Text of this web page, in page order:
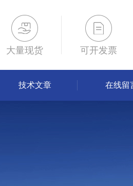
大量现货 可开发票
技术文章 在线留